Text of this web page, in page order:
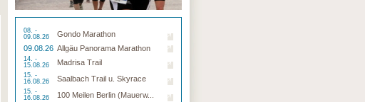
08. -
09.08.26
Gondo Marathon
09.08.26 Allgäu Panorama Marathon
14. -
15.08.26
Madrisa Trail
15. -
16.08.26
Saalbach Trail u. Skyrace
15. -
16.08.26
100 Meilen Berlin (Mauerw...